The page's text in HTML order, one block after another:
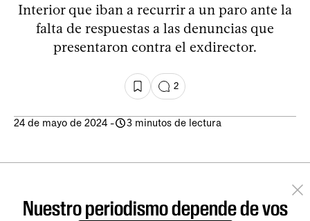
Interior que iban a recurrir a un paro ante la
falta de respuestas a las denuncias que
presentaron contra el exdirector.
2
24 de mayo de 2024 - 3 minutos de lectura
Nuestro periodismo depende de vos